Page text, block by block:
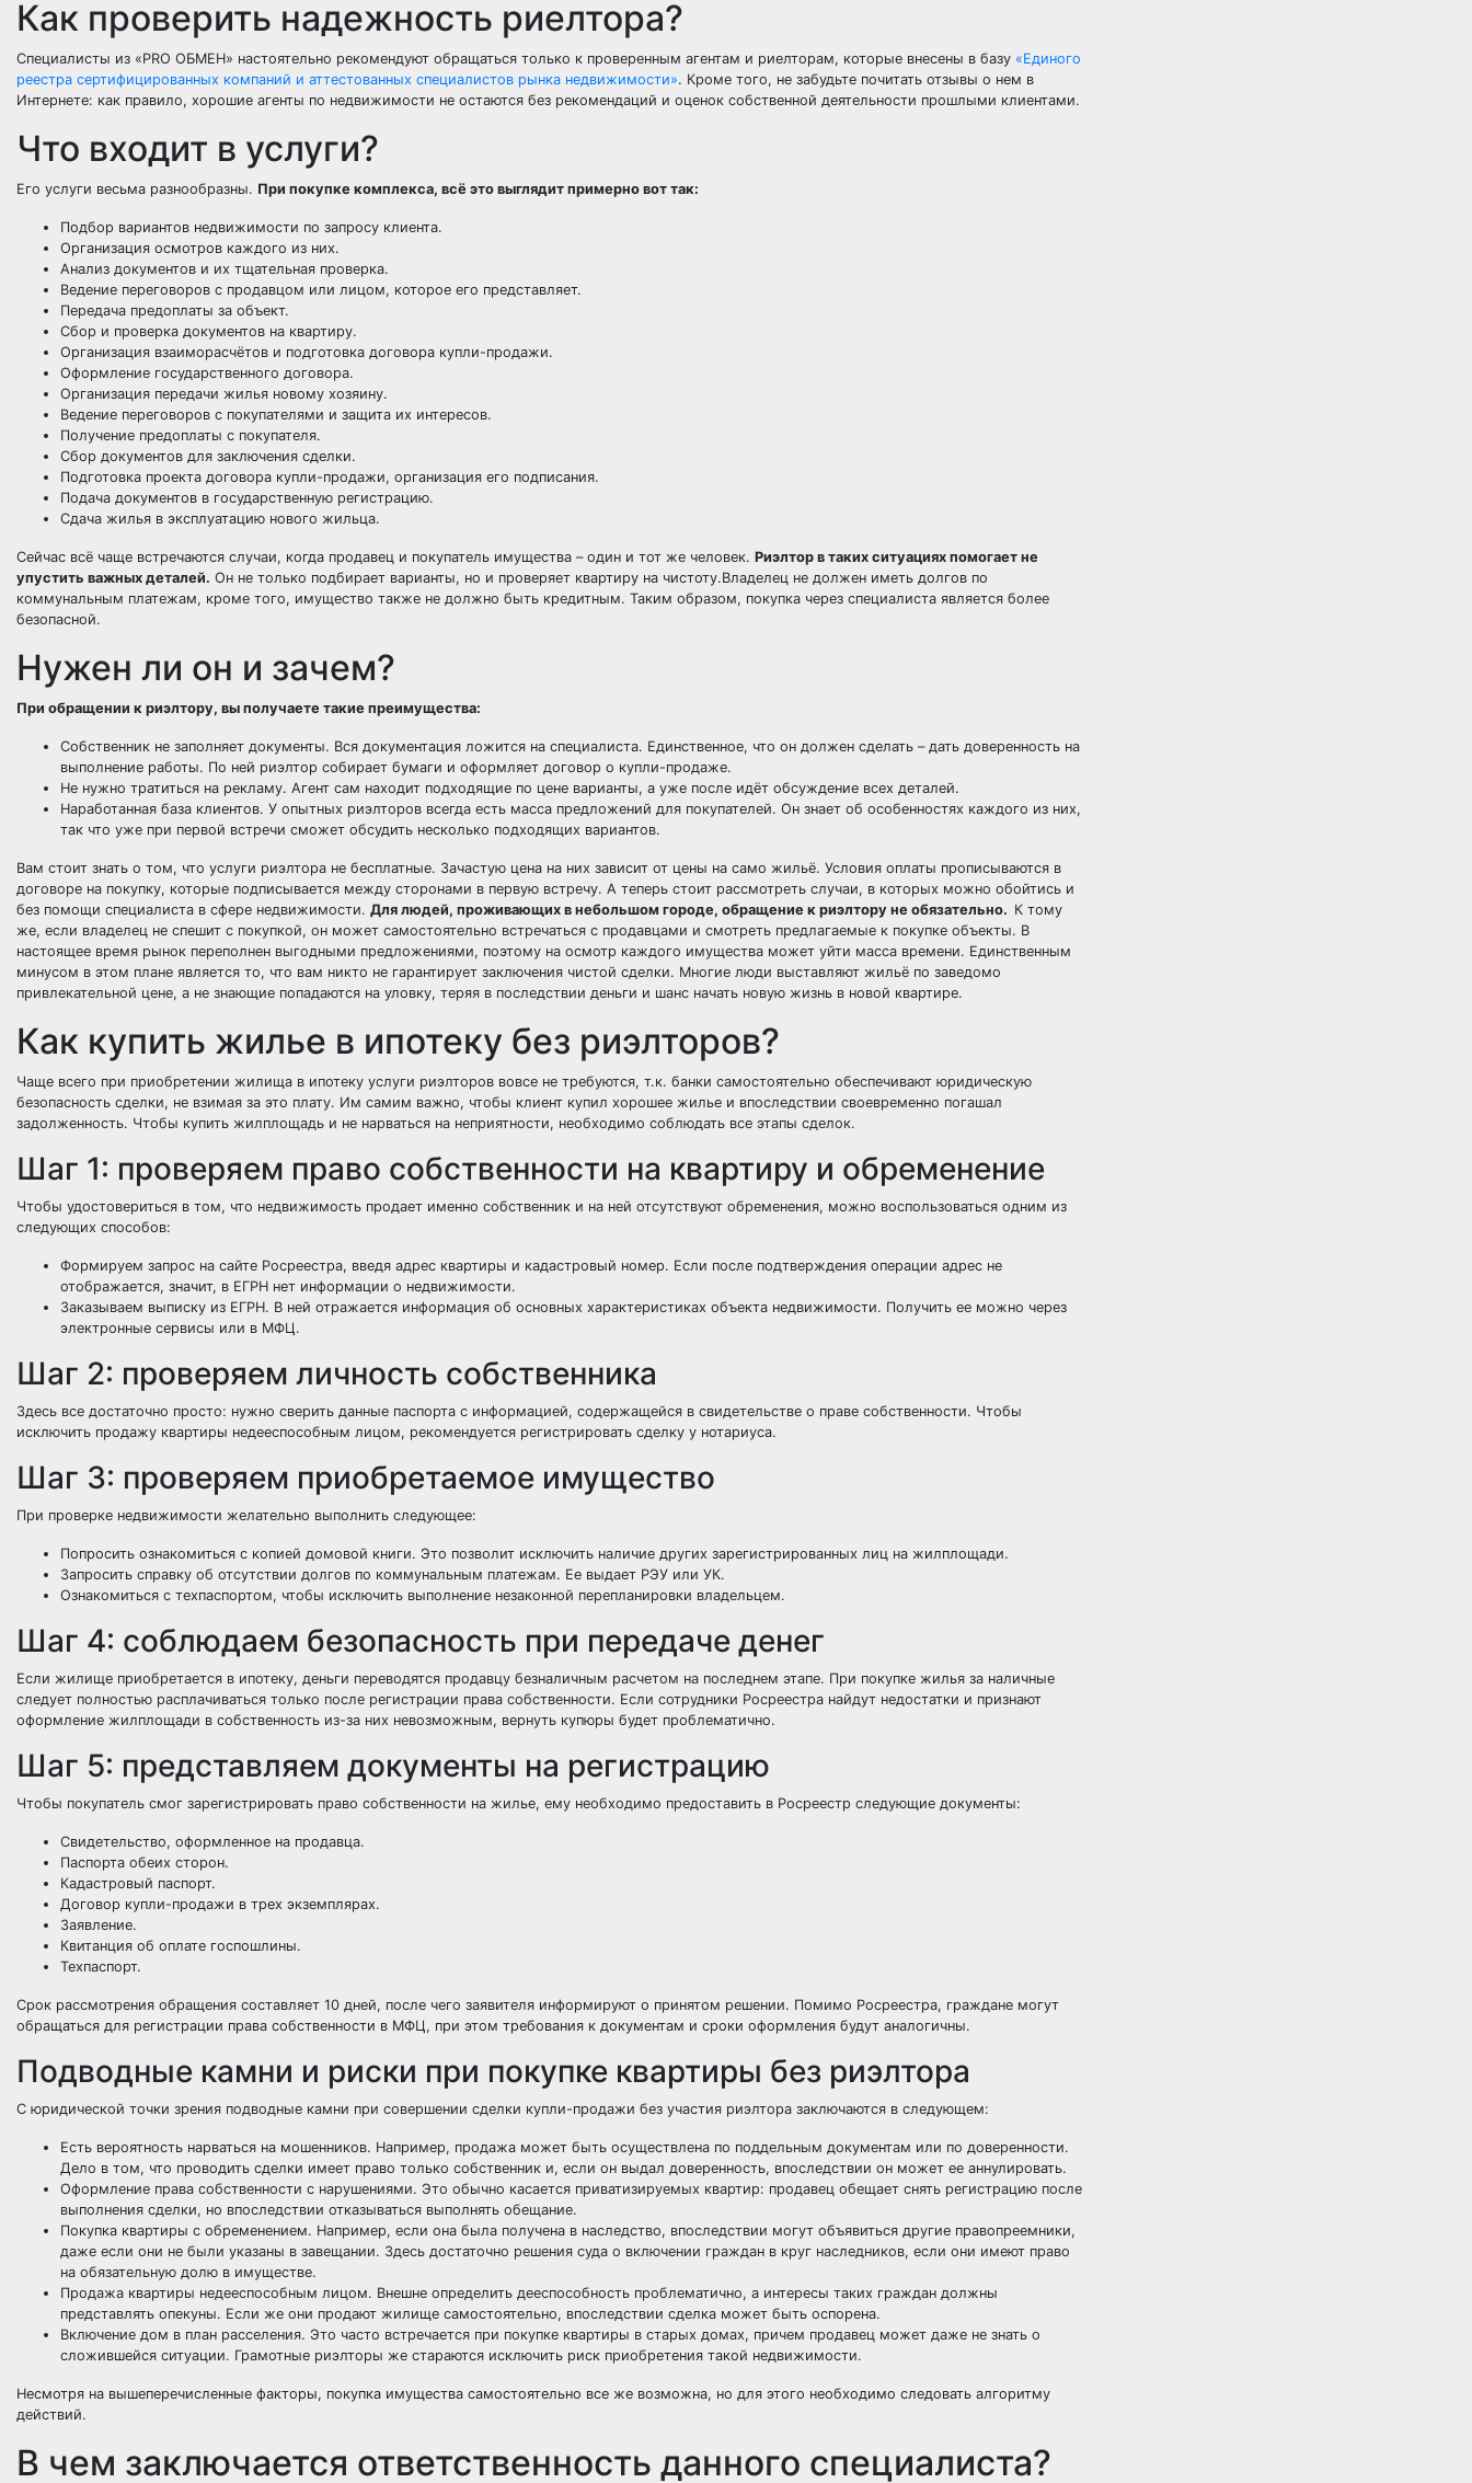
Как проверить надежность риелтора?
Специалисты из «PRO ОБМЕН» настоятельно рекомендуют обращаться только к проверенным агентам и риелторам, которые внесены в базу «Единого
реестра сертифицированных компаний и аттестованных специалистов рынка недвижимости». Кроме того, не забудьте почитать отзывы о нем в
Интернете: как правило, хорошие агенты по недвижимости не остаются без рекомендаций и оценок собственной деятельности прошлыми клиентами.
Что входит в услуги?
Его услуги весьма разнообразны. При покупке комплекса, всё это выглядит примерно вот так:
Подбор вариантов недвижимости по запросу клиента.
Организация осмотров каждого из них.
Анализ документов и их тщательная проверка.
Ведение переговоров с продавцом или лицом, которое его представляет.
Передача предоплаты за объект.
Сбор и проверка документов на квартиру.
Организация взаиморасчётов и подготовка договора купли-продажи.
Оформление государственного договора.
Организация передачи жилья новому хозяину.
Ведение переговоров с покупателями и защита их интересов.
Получение предоплаты с покупателя.
Сбор документов для заключения сделки.
Подготовка проекта договора купли-продажи, организация его подписания.
Подача документов в государственную регистрацию.
Сдача жилья в эксплуатацию нового жильца.
Сейчас всё чаще встречаются случаи, когда продавец и покупатель имущества – один и тот же человек. Риэлтор в таких ситуациях помогает не
упустить важных деталей. Он не только подбирает варианты, но и проверяет квартиру на чистоту.Владелец не должен иметь долгов по
коммунальным платежам, кроме того, имущество также не должно быть кредитным. Таким образом, покупка через специалиста является более
безопасной.
Нужен ли он и зачем?
При обращении к риэлтору, вы получаете такие преимущества:
Собственник не заполняет документы. Вся документация ложится на специалиста. Единственное, что он должен сделать – дать доверенность на
выполнение работы. По ней риэлтор собирает бумаги и оформляет договор о купли-продаже.
Не нужно тратиться на рекламу. Агент сам находит подходящие по цене варианты, а уже после идёт обсуждение всех деталей.
Наработанная база клиентов. У опытных риэлторов всегда есть масса предложений для покупателей. Он знает об особенностях каждого из них,
так что уже при первой встречи сможет обсудить несколько подходящих вариантов.
Вам стоит знать о том, что услуги риэлтора не бесплатные. Зачастую цена на них зависит от цены на само жильё. Условия оплаты прописываются в
договоре на покупку, которые подписывается между сторонами в первую встречу. А теперь стоит рассмотреть случаи, в которых можно обойтись и
без помощи специалиста в сфере недвижимости. Для людей, проживающих в небольшом городе, обращение к риэлтору не обязательно. К тому
же, если владелец не спешит с покупкой, он может самостоятельно встречаться с продавцами и смотреть предлагаемые к покупке объекты. В
настоящее время рынок переполнен выгодными предложениями, поэтому на осмотр каждого имущества может уйти масса времени. Единственным
минусом в этом плане является то, что вам никто не гарантирует заключения чистой сделки. Многие люди выставляют жильё по заведомо
привлекательной цене, а не знающие попадаются на уловку, теряя в последствии деньги и шанс начать новую жизнь в новой квартире.
Как купить жилье в ипотеку без риэлторов?
Чаще всего при приобретении жилища в ипотеку услуги риэлторов вовсе не требуются, т.к. банки самостоятельно обеспечивают юридическую
безопасность сделки, не взимая за это плату. Им самим важно, чтобы клиент купил хорошее жилье и впоследствии своевременно погашал
задолженность. Чтобы купить жилплощадь и не нарваться на неприятности, необходимо соблюдать все этапы сделок.
Шаг 1: проверяем право собственности на квартиру и обременение
Чтобы удостовериться в том, что недвижимость продает именно собственник и на ней отсутствуют обременения, можно воспользоваться одним из
следующих способов:
Формируем запрос на сайте Росреестра, введя адрес квартиры и кадастровый номер. Если после подтверждения операции адрес не
отображается, значит, в ЕГРН нет информации о недвижимости.
Заказываем выписку из ЕГРН. В ней отражается информация об основных характеристиках объекта недвижимости. Получить ее можно через
электронные сервисы или в МФЦ.
Шаг 2: проверяем личность собственника
Здесь все достаточно просто: нужно сверить данные паспорта с информацией, содержащейся в свидетельстве о праве собственности. Чтобы
исключить продажу квартиры недееспособным лицом, рекомендуется регистрировать сделку у нотариуса.
Шаг 3: проверяем приобретаемое имущество
При проверке недвижимости желательно выполнить следующее:
Попросить ознакомиться с копией домовой книги. Это позволит исключить наличие других зарегистрированных лиц на жилплощади.
Запросить справку об отсутствии долгов по коммунальным платежам. Ее выдает РЭУ или УК.
Ознакомиться с техпаспортом, чтобы исключить выполнение незаконной перепланировки владельцем.
Шаг 4: соблюдаем безопасность при передаче денег
Если жилище приобретается в ипотеку, деньги переводятся продавцу безналичным расчетом на последнем этапе. При покупке жилья за наличные
следует полностью расплачиваться только после регистрации права собственности. Если сотрудники Росреестра найдут недостатки и признают
оформление жилплощади в собственность из-за них невозможным, вернуть купюры будет проблематично.
Шаг 5: представляем документы на регистрацию
Чтобы покупатель смог зарегистрировать право собственности на жилье, ему необходимо предоставить в Росреестр следующие документы:
Свидетельство, оформленное на продавца.
Паспорта обеих сторон.
Кадастровый паспорт.
Договор купли-продажи в трех экземплярах.
Заявление.
Квитанция об оплате госпошлины.
Техпаспорт.
Срок рассмотрения обращения составляет 10 дней, после чего заявителя информируют о принятом решении. Помимо Росреестра, граждане могут
обращаться для регистрации права собственности в МФЦ, при этом требования к документам и сроки оформления будут аналогичны.
Подводные камни и риски при покупке квартиры без риэлтора
С юридической точки зрения подводные камни при совершении сделки купли-продажи без участия риэлтора заключаются в следующем:
Есть вероятность нарваться на мошенников. Например, продажа может быть осуществлена по поддельным документам или по доверенности.
Дело в том, что проводить сделки имеет право только собственник и, если он выдал доверенность, впоследствии он может ее аннулировать.
Оформление права собственности с нарушениями. Это обычно касается приватизируемых квартир: продавец обещает снять регистрацию после
выполнения сделки, но впоследствии отказываться выполнять обещание.
Покупка квартиры с обременением. Например, если она была получена в наследство, впоследствии могут объявиться другие правопреемники,
даже если они не были указаны в завещании. Здесь достаточно решения суда о включении граждан в круг наследников, если они имеют право
на обязательную долю в имуществе.
Продажа квартиры недееспособным лицом. Внешне определить дееспособность проблематично, а интересы таких граждан должны
представлять опекуны. Если же они продают жилище самостоятельно, впоследствии сделка может быть оспорена.
Включение дом в план расселения. Это часто встречается при покупке квартиры в старых домах, причем продавец может даже не знать о
сложившейся ситуации. Грамотные риэлторы же стараются исключить риск приобретения такой недвижимости.
Несмотря на вышеперечисленные факторы, покупка имущества самостоятельно все же возможна, но для этого необходимо следовать алгоритму
действий.
В чем заключается ответственность данного специалиста?